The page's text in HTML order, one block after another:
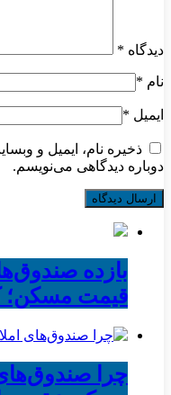
دیدگاه *
نام *
ایمیل *
ذخیره نام، ایمیل و
دوباره دیدگاهی می‌نویسم.
بازده
قیمت مسکن؛
چرا